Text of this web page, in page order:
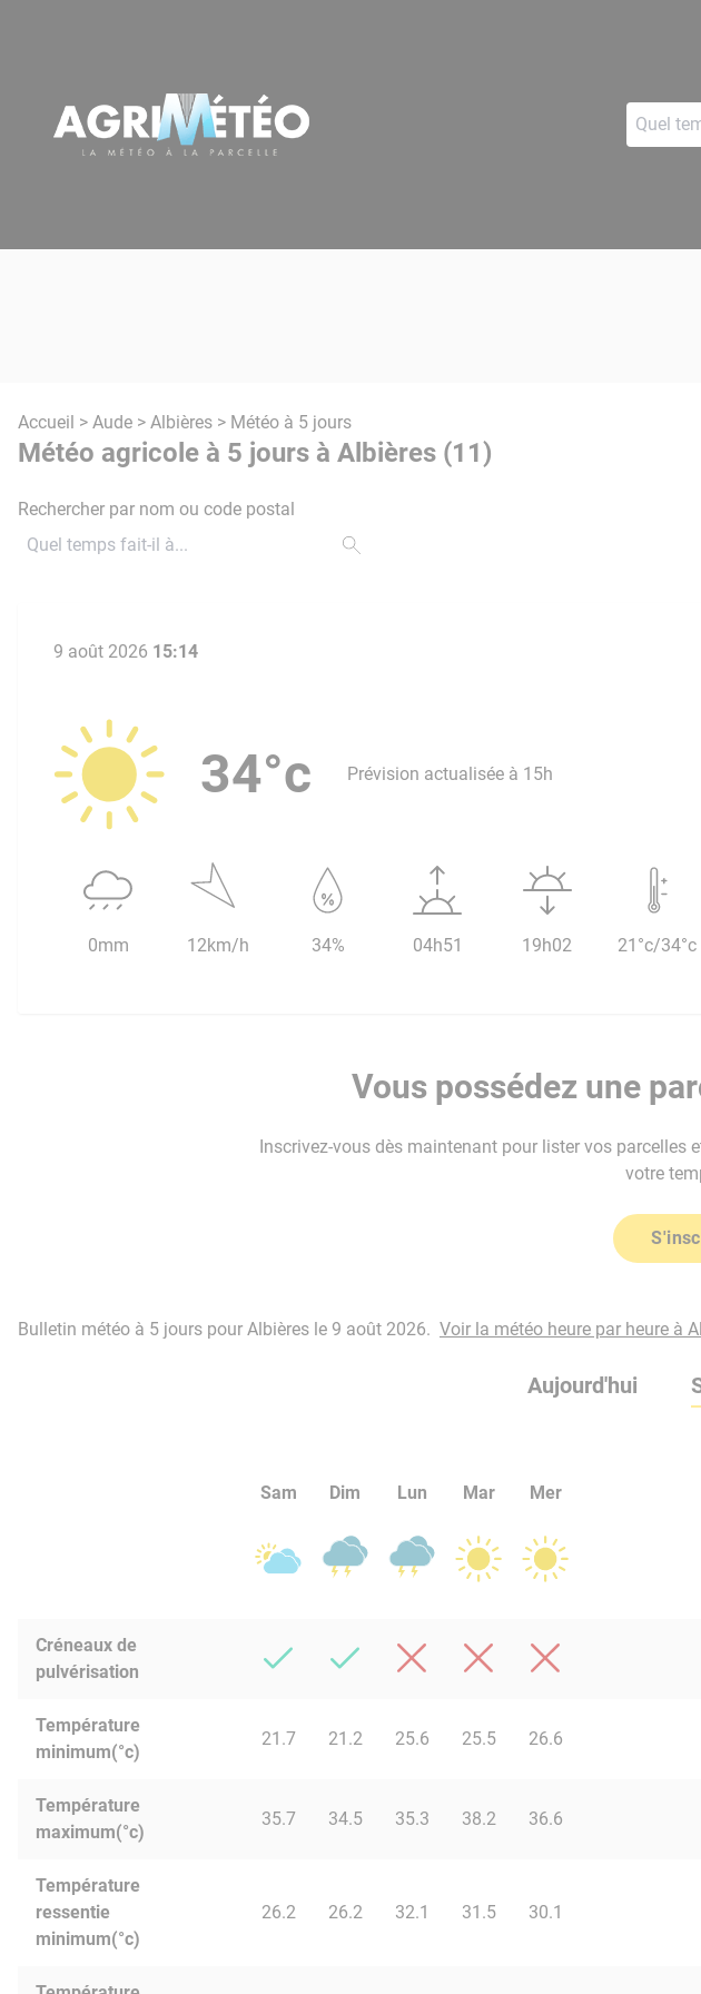
Accueil > Aude > Albières > Météo à 5 jours
Météo agricole à 5 jours à Albières (11)
Rechercher par nom ou code postal
9 août 2026 15:14
34°c Prévision actualisée à 15h
0mm 12km/h 34% 04h51 19h02 21°c/34°c
Vous possédez une
Inscrivez-vous dès maintenant pour lister vos parcelles
votre
Bulletin météo à 5 jours pour Albières le 9 août 2026. Voir la météo heure par heure à
Aujourd'hui
Sam Dim Lun Mar Mer
Créneaux de
pulvérisation
Température
minimum(°c)
21.7 21.2 25.6 25.5 26.6
Température
maximum(°c)
35.7 34.5 35.3 38.2 36.6
Température
ressentie
minimum(°c)
26.2 26.2 32.1 31.5 30.1